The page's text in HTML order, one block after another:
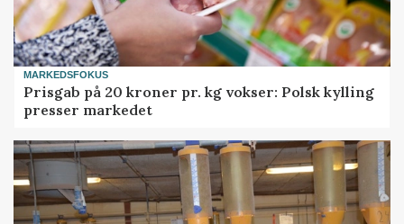
MARKEDSFOKUS
Prisgab på 20 kroner pr. kg vokser: Polsk kylling
presser markedet